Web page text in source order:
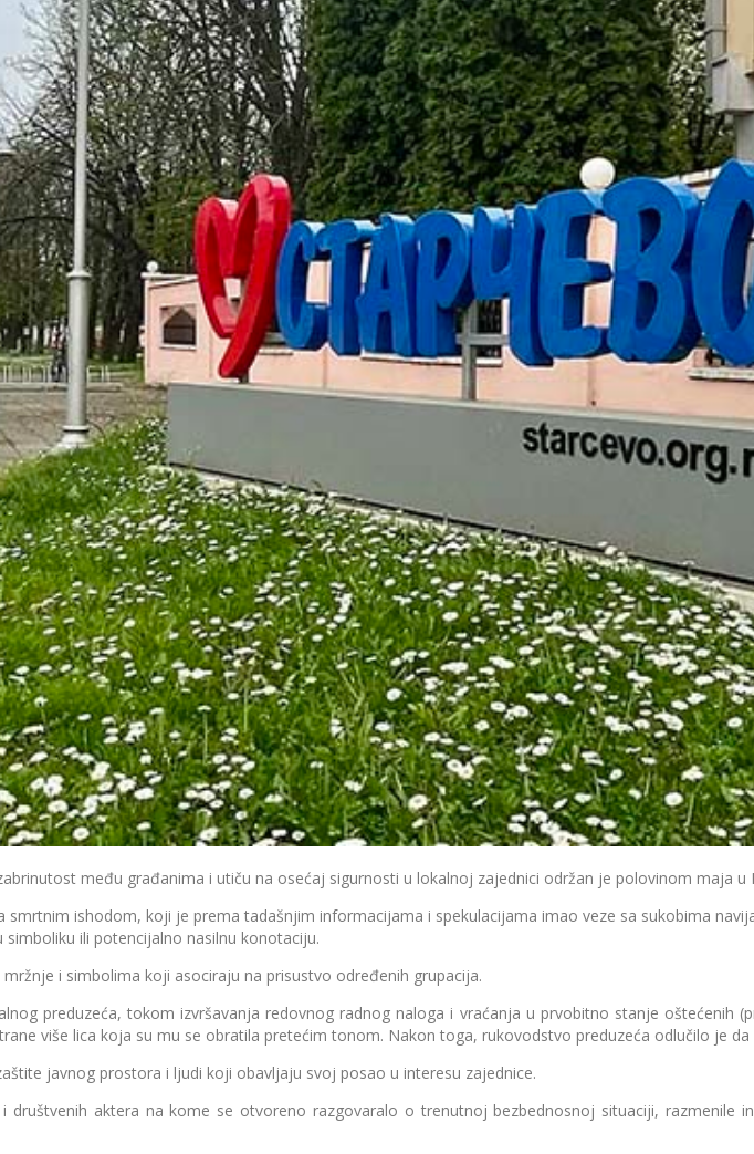
među građanima i utiču na osećaj sigurnosti u lokalnoj zajednici održan je polovinom maja u
ishodom, koji je prema tadašnjim informacijama i spekulacijama imao veze sa sukobima
ili potencijalno nasilnu konotaciju.
i simbolima koji asociraju na prisustvo određenih grupacija.
tokom izvršavanja redovnog radnog naloga i vraćanja u prvobitno stanje oštećenih
više lica koja su mu se obratila pretećim tonom. Nakon toga, rukovodstvo preduzeća odlučilo je
javnog prostora i ljudi koji obavljaju svoj posao u interesu zajednice.
aktera na kome se otvoreno razgovaralo o trenutnoj bezbednosnoj situaciji, razmenile